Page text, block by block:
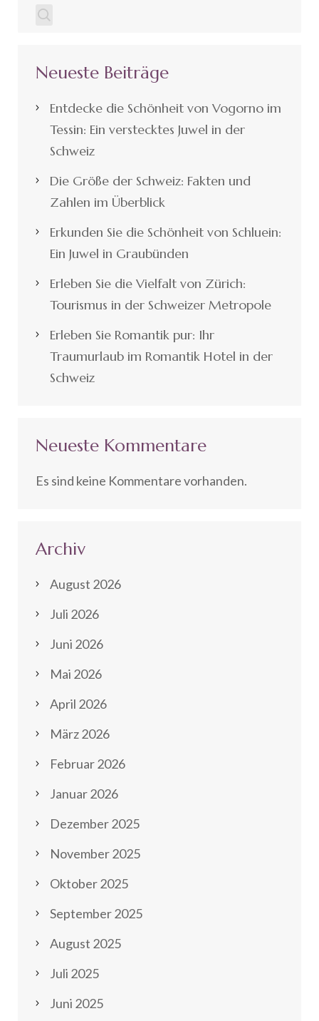
Neueste Beiträge
Entdecke die Schönheit von Vogorno im
Tessin: Ein verstecktes Juwel in der
Schweiz
Die Größe der Schweiz: Fakten und
Zahlen im Überblick
Erkunden Sie die Schönheit von Schluein:
Ein Juwel in Graubünden
Erleben Sie die Vielfalt von Zürich:
Tourismus in der Schweizer Metropole
Erleben Sie Romantik pur: Ihr
Traumurlaub im Romantik Hotel in der
Schweiz
Neueste Kommentare
Es sind keine Kommentare vorhanden.
Archiv
August 2026
Juli 2026
Juni 2026
Mai 2026
April 2026
März 2026
Februar 2026
Januar 2026
Dezember 2025
November 2025
Oktober 2025
September 2025
August 2025
Juli 2025
Juni 2025